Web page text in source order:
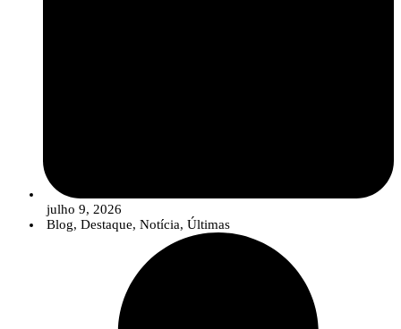
julho 9, 2026
Blog, Destaque, Notícia, Últimas